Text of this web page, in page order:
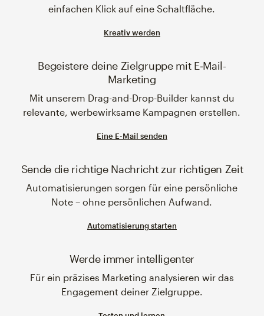
einfachen Klick auf eine Schaltfläche.
Kreativ werden
Begeistere deine Zielgruppe mit E‑Mail-
Marketing
Mit unserem Drag-and-Drop-Builder kannst du
relevante, werbewirksame Kampagnen erstellen.
Eine E-Mail senden
Sende die richtige Nachricht zur richtigen Zeit
Automatisierungen sorgen für eine persönliche
Note – ohne persönlichen Aufwand.
Automatisierung starten
Werde immer intelligenter
Für ein präzises Marketing analysieren wir das
Engagement deiner Zielgruppe.